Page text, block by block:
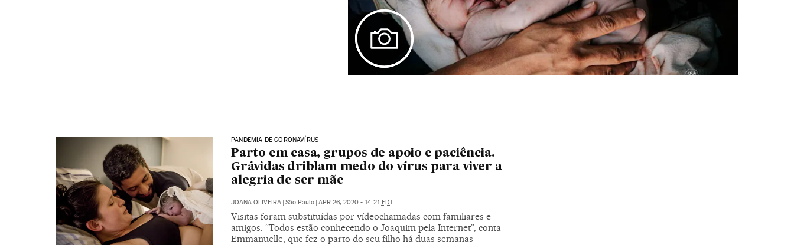
PANDEMIA DE CORONAVÍRUS
Parto em casa, grupos de apoio e paciência.
Grávidas driblam medo do vírus para viver a
alegria de ser mãe
JOANA OLIVEIRA | São Paulo | APR 26, 2020 - 14:21EDT
Visitas foram substituídas por vídeochamadas com familiares e
amigos. “Todos estão conhecendo o Joaquim pela Internet”, conta
Emmanuelle, que fez o parto do seu filho há duas semanas